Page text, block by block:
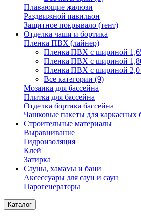
Плавающие жалюзи
Раздвижной павильон
Защитное покрывало (тент)
Отделка чаши и бортика
Пленка ПВХ (лайнер)
Пленка ПВХ с шириной
Пленка ПВХ с шириной
Пленка ПВХ с шириной 2,0
Все категории (9)
Мозаика для бассейна
Плитка для бассейна
Отделка бортика бассейна
Чашковые пакеты для каркасных
Строительные материалы
Выравнивание
Гидроизоляция
Клей
Затирка
Сауны, хамамы и бани
Аксессуары для саун и саун
Парогенераторы
Каталог